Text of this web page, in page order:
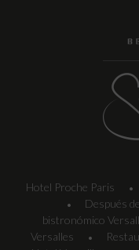
Hotel Proche Paris •
• Después
bistronómico
Versalles
•